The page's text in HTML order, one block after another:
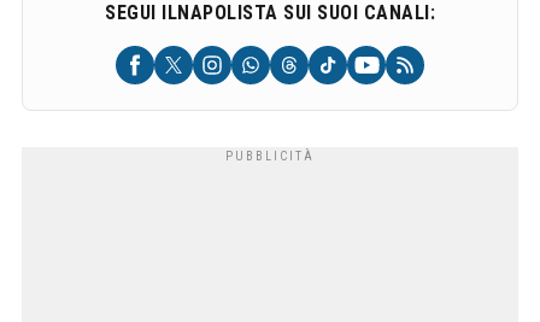
SEGUI ILNAPOLISTA SUI SUOI CANALI: